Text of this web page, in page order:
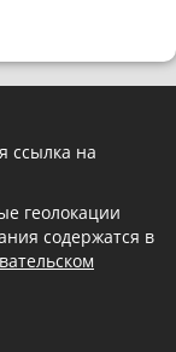
ссылка на
геолокации
содержатся в